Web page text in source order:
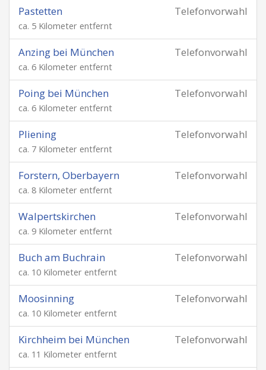
Telefonvorwahl
Pastetten
ca. 5 Kilometer entfernt
Telefonvorwahl
Anzing bei München
ca. 6 Kilometer entfernt
Telefonvorwahl
Poing bei München
ca. 6 Kilometer entfernt
Telefonvorwahl
Pliening
ca. 7 Kilometer entfernt
Telefonvorwahl
Forstern, Oberbayern
ca. 8 Kilometer entfernt
Telefonvorwahl
Walpertskirchen
ca. 9 Kilometer entfernt
Telefonvorwahl
Buch am Buchrain
ca. 10 Kilometer entfernt
Telefonvorwahl
Moosinning
ca. 10 Kilometer entfernt
Telefonvorwahl
Kirchheim bei München
ca. 11 Kilometer entfernt